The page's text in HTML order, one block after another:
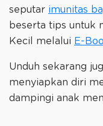
seputar imunitas
beserta tips untuk
Kecil melalui E-
Unduh sekarang
menyiapkan diri
dampingi anak